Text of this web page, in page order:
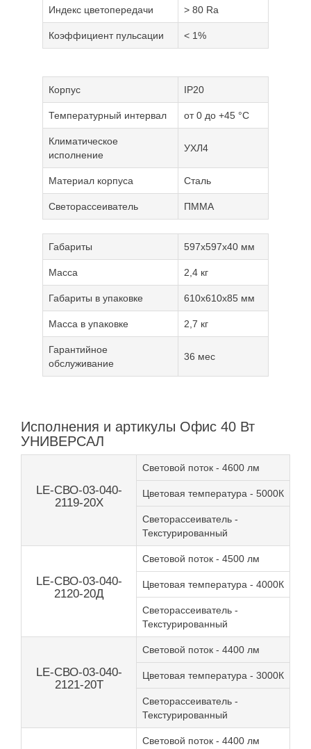
Индекс цветопередачи > 80 Ra
Коэффициент пульсации < 1%
Корпус IP20
Температурный интервал от 0 до +45 °С
Климатическое
исполнение
УХЛ4
Материал корпуса Cталь
Светорассеиватель ПММА
Габариты 597х597х40 мм
Масса 2,4 кг
Габариты в упаковке 610х610х85 мм
Масса в упаковке 2,7 кг
Гарантийное
обслуживание
36 мес
Исполнения и артикулы Офис 40 Вт
УНИВЕРСАЛ
LE-СВО-03-040-
2119-20Х
Световой поток - 4600 лм
Цветовая температура - 5000К
Светорассеиватель -
Текстурированный
LE-СВО-03-040-
2120-20Д
Световой поток - 4500 лм
Цветовая температура - 4000К
Светорассеиватель -
Текстурированный
LE-СВО-03-040-
2121-20Т
Световой поток - 4400 лм
Цветовая температура - 3000К
Светорассеиватель -
Текстурированный
Световой поток - 4400 лм